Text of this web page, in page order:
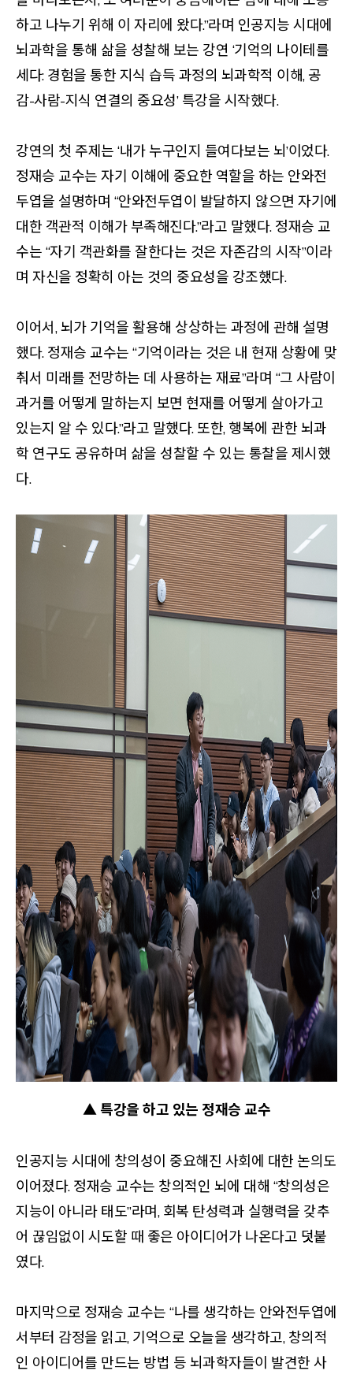
하고 나누기 위해 이 자리에 왔다.”라며 인공지능 시대에
뇌과학을 통해 삶을 성찰해 보는 강연 ‘기억의 나이테를
세다: 경험을 통한 지식 습득 과정의 뇌과학적 이해, 공
감-사람-지식 연결의 중요성’ 특강을 시작했다.
강연의 첫 주제는 ‘내가 누구인지 들여다보는 뇌’이었다.
정재승 교수는 자기 이해에 중요한 역할을 하는 안와전
두엽을 설명하며 “안와전두엽이 발달하지 않으면 자기에
대한 객관적 이해가 부족해진다.”라고 말했다. 정재승 교
수는 “자기 객관화를 잘한다는 것은 자존감의 시작”이라
며 자신을 정확히 아는 것의 중요성을 강조했다.
이어서, 뇌가 기억을 활용해 상상하는 과정에 관해 설명
했다. 정재승 교수는 “기억이라는 것은 내 현재 상황에 맞
춰서 미래를 전망하는 데 사용하는 재료”라며 “그 사람이
과거를 어떻게 말하는지 보면 현재를 어떻게 살아가고
있는지 알 수 있다.”라고 말했다. 또한, 행복에 관한 뇌과
학 연구도 공유하며 삶을 성찰할 수 있는 통찰을 제시했
다.
▲ 특강을 하고 있는 정재승 교수
인공지능 시대에 창의성이 중요해진 사회에 대한 논의도
이어졌다. 정재승 교수는 창의적인 뇌에 대해 “창의성은
지능이 아니라 태도”라며, 회복 탄성력과 실행력을 갖추
어 끊임없이 시도할 때 좋은 아이디어가 나온다고 덧붙
였다.
마지막으로 정재승 교수는 “나를 생각하는 안와전두엽에
서부터 감정을 읽고, 기억으로 오늘을 생각하고, 창의적
인 아이디어를 만드는 방법 등 뇌과학자들이 발견한 사